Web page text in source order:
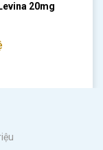
20mg